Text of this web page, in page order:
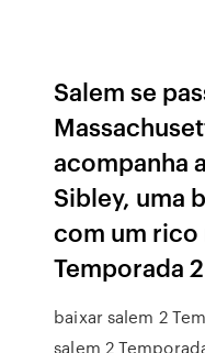
Salem se
acompanha
Sibley, uma
com um rico
Temporada 2
baixar salem 2
salem 2